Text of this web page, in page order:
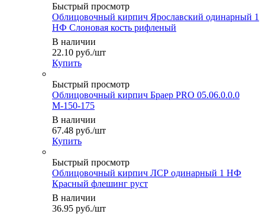
Быстрый просмотр
Облицовочный кирпич Ярославский одинарный 1
НФ Слоновая кость рифленый
В наличии
22.10 руб./шт
Купить
Быстрый просмотр
Облицовочный кирпич Браер PRO 05.06.0.0.0
М-150-175
В наличии
67.48 руб./шт
Купить
Быстрый просмотр
Облицовочный кирпич ЛСР одинарный 1 НФ
Красный флешинг руст
В наличии
36.95 руб./шт